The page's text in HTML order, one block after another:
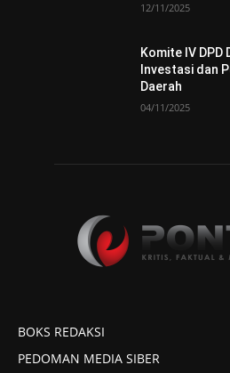
12/11/2025
Komite IV
Investasi dan
Daerah
04/11/2025
BOKS REDAKSI
PEDOMAN MEDIA SIBER